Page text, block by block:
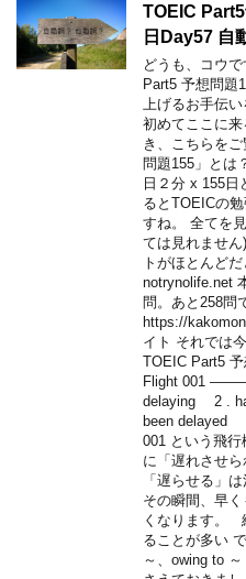
TOEIC
日Day57 自
どうも、コウ
Part5 予想問
上げるお手伝
初めてここに
き、こちらを
問題155」とは
日２分 x 155日
るとTOEICの
すね。 全てを
ては見れませ
トがほとんど
notrynolife.net
問。あと258問
https://
イト それでは
TOEIC Part5
Flight 001
delaying 2 .
been delayed
001 という飛
に「遅れさせ
「遅らせる」
その瞬間、早
くなります。
ることが多い
～、owing to